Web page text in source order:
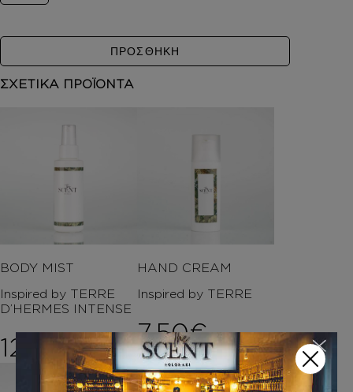
ΠΡΟΣΘΗΚΗ
ΣΧΕΤΙΚΑ ΠΡΟΪΟΝΤΑ
BODY MIST
Inspired by TERRE
D’HERMES INTENSE
12,00€
HAND CREAM
Inspired by TERRE
7,50€